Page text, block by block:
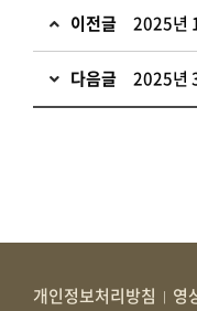
이전글 2025년
다음글 2025년
개인정보처리방침 영